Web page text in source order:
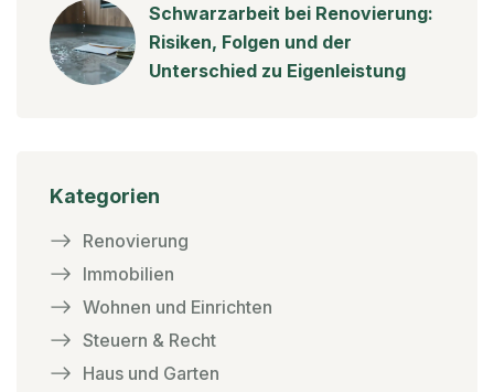
Schwarzarbeit bei Renovierung:
Risiken, Folgen und der
Unterschied zu Eigenleistung
Kategorien
Renovierung
Immobilien
Wohnen und Einrichten
Steuern & Recht
Haus und Garten